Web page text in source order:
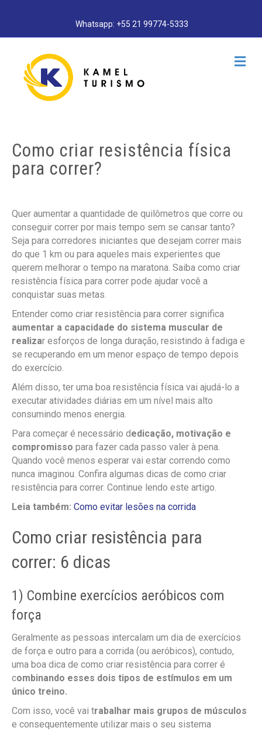
Whatsapp: +55 21 99774-5333
M
e
Como criar resistência física
para correr?
Quer aumentar a quantidade de quilômetros que corre ou
conseguir correr por mais tempo sem se cansar tanto?
Seja para corredores iniciantes que desejam correr mais
do que 1 km ou para aqueles mais experientes que
querem melhorar o tempo na maratona. Saiba como criar
resistência física para correr pode ajudar você a
conquistar suas metas.
Entender como criar resistência para correr significa
aumentar a capacidade do sistema muscular de
realizar esforços de longa duração, resistindo à fadiga e
se recuperando em um menor espaço de tempo depois
do exercício.
Além disso, ter uma boa resistência física vai ajudá-lo a
executar atividades diárias em um nível mais alto
consumindo menos energia.
Para começar é necessário dedicação, motivação e
compromisso para fazer cada passo valer à pena.
Quando você menos esperar vai estar correndo como
nunca imaginou. Confira algumas dicas de como criar
resistência para correr. Continue lendo este artigo.
Leia também: Como evitar lesões na corrida
Como criar resistência para
correr: 6 dicas
1) Combine exercícios aeróbicos com
força
Geralmente as pessoas intercalam um dia de exercícios
de força e outro para a corrida (ou aeróbicos), contudo,
uma boa dica de como criar resistência para correr é
combinando esses dois tipos de estímulos em um
único treino.
Com isso, você vai trabalhar mais grupos de músculos
e consequentemente utilizar mais o seu sistema